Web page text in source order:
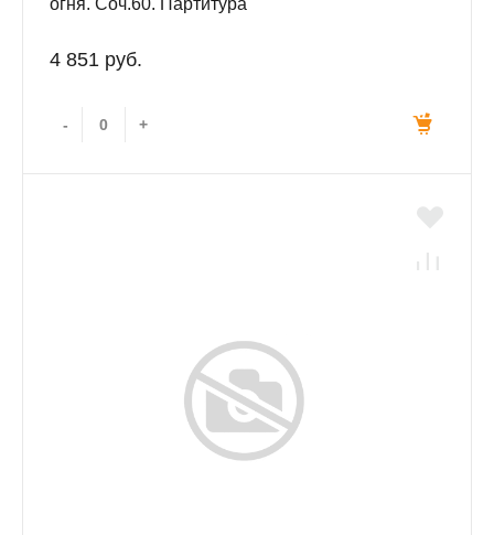
огня. Соч.60. Партитура
4 851 руб.
- +